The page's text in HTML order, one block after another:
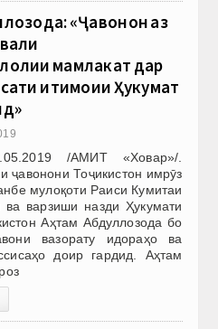
«Ҷавонон аз
мамлакат дар
иҷтимоии Ҳукумат
/АМИТ «Ховар»/.
ҷавонони Тоҷикистон имрӯз
мулоқоти Раиси Кумитаи
ва варзиши назди Ҳукумати
Аҳтам Абдуллозода бо
вазорату идораҳо ва
доир гардид. Аҳтам